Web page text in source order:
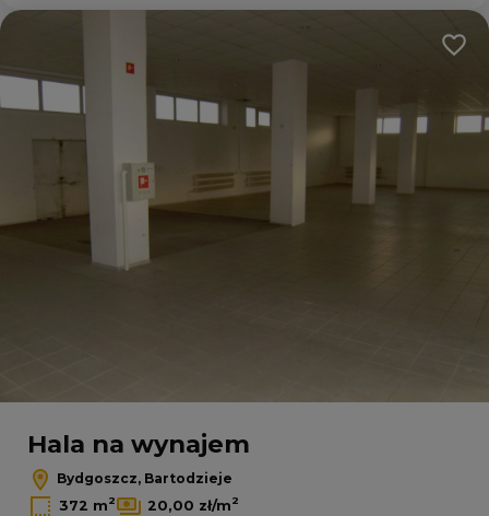
Hala na wynajem
Bydgoszcz, Bartodzieje
372 m2 20,00 zł/m2